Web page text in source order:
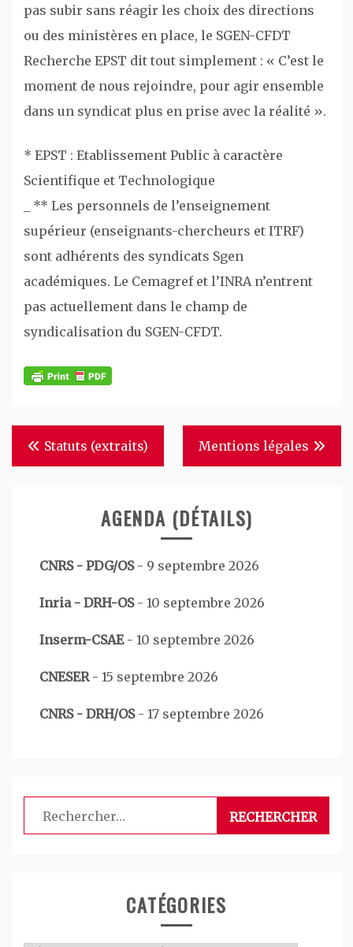
pas subir sans réagir les choix des directions
ou des ministères en place, le SGEN-CFDT
Recherche EPST dit tout simplement : « C’est le
moment de nous rejoindre, pour agir ensemble
dans un syndicat plus en prise avec la réalité ».
* EPST : Etablissement Public à caractère
Scientifique et Technologique
_ ** Les personnels de l’enseignement
supérieur (enseignants-chercheurs et ITRF)
sont adhérents des syndicats Sgen
académiques. Le Cemagref et l’INRA n’entrent
pas actuellement dans le champ de
syndicalisation du SGEN-CFDT.
Navigation
de
Statuts (extraits) Mentions légales
AGENDA (DÉTAILS)
CNRS - PDG/OS- 9 septembre 2026
Inria - DRH-OS- 10 septembre 2026
Inserm-CSAE- 10 septembre 2026
CNESER- 15 septembre 2026
CNRS - DRH/OS- 17 septembre 2026
Rechercher :
CATÉGORIES